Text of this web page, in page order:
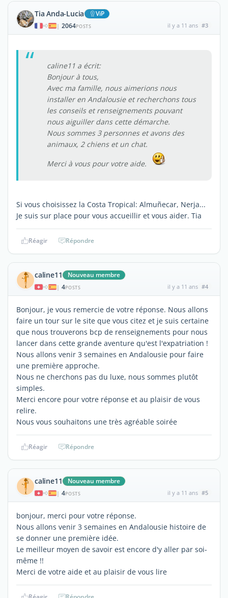
Tia Anda-Lucia ViP
| 2064POSTS il y a 11 ans #3
caline11 a écrit:
Bonjour à tous,
Avec ma famille, nous aimerions nous
installer en Andalousie et recherchons tous
les conseils et renseignements pouvant
nous aiguiller dans cette démarche.
Nous sommes 3 personnes et avons des
animaux, 2 chiens et un chat.
Merci à vous pour votre aide.
Si vous choisissez la Costa Tropical: Almuñecar, Nerja...
Je suis sur place pour vous accueillir et vous aider. Tia
Réagir Répondre
caline11 Nouveau membre
| 4POSTS il y a 11 ans #4
Bonjour, je vous remercie de votre réponse. Nous allons
faire un tour sur le site que vous citez et je suis certaine
que nous trouverons bcp de renseignements pour nous
lancer dans cette grande aventure qu'est l'expatriation !
Nous allons venir 3 semaines en Andalousie pour faire
une première approche.
Nous ne cherchons pas du luxe, nous sommes plutôt
simples.
Merci encore pour votre réponse et au plaisir de vous
relire.
Nous vous souhaitons une très agréable soirée
Réagir Répondre
caline11 Nouveau membre
| 4POSTS il y a 11 ans #5
bonjour, merci pour votre réponse.
Nous allons venir 3 semaines en Andalousie histoire de
se donner une première idée.
Le meilleur moyen de savoir est encore d'y aller par soi-
même !!
Merci de votre aide et au plaisir de vous lire